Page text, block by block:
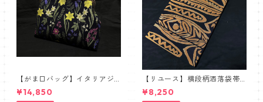
【がま口バッグ】イタリアジ
ャガードボタニカル【ワイド
サイズ】
¥14,850
【リユース】横段柄洒落袋帯
【本袋織】
¥8,250